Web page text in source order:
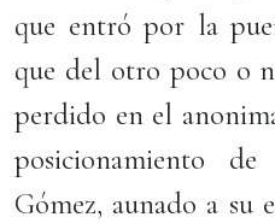
que entró por la
que del otro poco o
perdido en el
posicionamiento
Gómez, aunado a su